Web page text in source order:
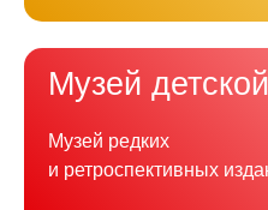
Музей
Музей редких
и ретроспективных